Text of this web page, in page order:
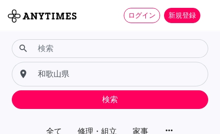
ログイン 新規登録
全て 修理・組立 家事 more_horiz
search
place
検索